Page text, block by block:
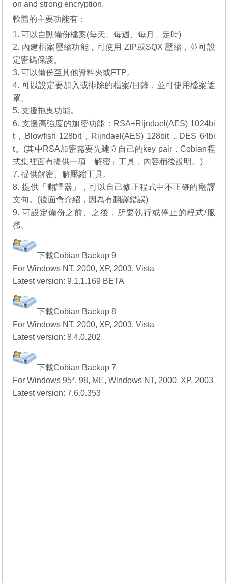
on and strong encryption.
軟體的主要功能有：
1. 可以自動備份檔案(每天、每週、每月、定時)
2. 內建檔案壓縮功能，可使用 ZIP或SQX 壓縮，並可設
定密碼保護。
3. 可以備份至其他資料夾或FTP。
4. 可以設定要加入或排除的檔案/目錄，並可使用檔案遮
罩。
5. 支援拖曳功能。
6. 支援高強度的加密功能：RSA+Rijndael(AES) 1024bi
t，Blowfish 128bit，Rijndael(AES) 128bit，DES 64bi
t。(其中RSA加密需要先建立自己的key pair，Cobian程
式集裡面有提供一項「解密」工具，內容稍後說明。)
7. 提供解密、解壓縮工具。
8. 提供「翻譯器」，可以自己修正程式中不正確的翻譯
文句。(後面會介紹，因為有翻譯錯誤)
9. 可設定備份之前、之後，所要執行或停止的程式/服
務。
下載Cobian Backup 9
For Windows NT, 2000, XP, 2003, Vista
Latest version: 9.1.1.169 BETA
下載Cobian Backup 8
For Windows NT, 2000, XP, 2003, Vista
Latest version: 8.4.0.202
下載Cobian Backup 7
For Windows 95*, 98, ME, Windows NT, 2000, XP, 2003
Latest version: 7.6.0.353